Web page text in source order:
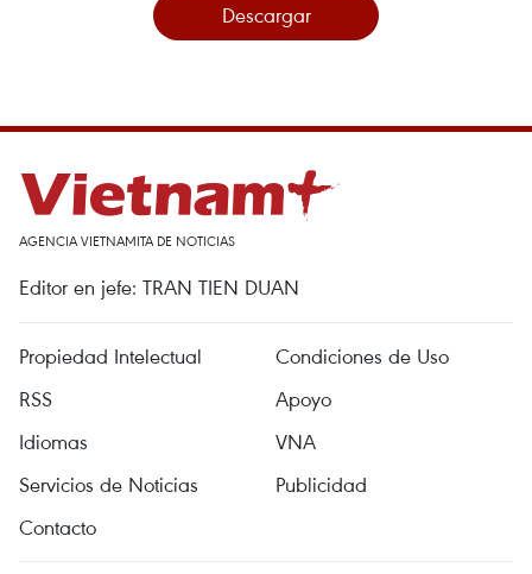
Descargar
AGENCIA VIETNAMITA DE NOTICIAS
Editor en jefe: TRAN TIEN DUAN
Propiedad Intelectual
Condiciones de Uso
RSS
Apoyo
Idiomas
VNA
Servicios de Noticias
Publicidad
Contacto